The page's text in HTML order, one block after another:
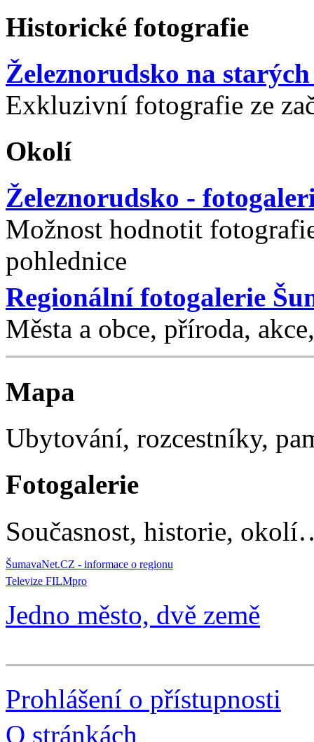
Historické fotografie
Železnorudsko na
Exkluzivní fotografie ze
Okolí
Železnorudsko -
Možnost hodnotit
pohlednice
Regionální fotogalerie
Města a obce, příroda,
Mapa
Ubytování, rozcestníky,
Fotogalerie
Současnost, historie,
ŠumavaNet.CZ - informace o regionu
Televize FILMpro
Jedno město, dvě země
Prohlášení o přístupnosti
O stránkách